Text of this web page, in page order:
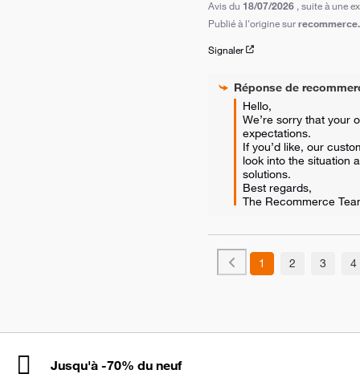
Avis du 18/07/2026 , suite à une
Publié à l'origine sur
Signaler
Réponse de
Hello,
We’re sorry that your
expectations.
If you’d like, our
look into the situation
solutions.
Best regards,
The Recommerce
1 2 3 4
Jusqu'à -70% du neuf